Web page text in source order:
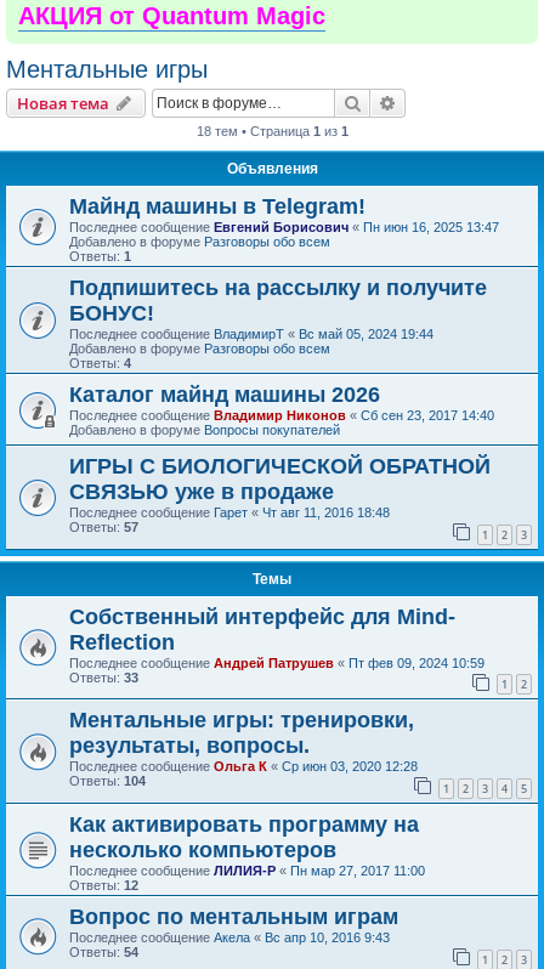
АКЦИЯ от Quantum Magic
Ментальные игры
Новая тема Поиск
18 тем • Страница 1 из 1
Объявления
Майнд машины в Telegram!
Последнее сообщение Евгений Борисович « Пн июн 16, 2025 13:47
Добавлено в форуме Разговоры обо всем
Ответы: 1
Подпишитесь на рассылку и получите
БОНУС!
Последнее сообщение ВладимирТ « Вс май 05, 2024 19:44
Добавлено в форуме Разговоры обо всем
Ответы: 4
Каталог майнд машины 2026
Последнее сообщение Владимир Никонов « Сб сен 23, 2017 14:40
Добавлено в форуме Вопросы покупателей
ИГРЫ С БИОЛОГИЧЕСКОЙ ОБРАТНОЙ
СВЯЗЬЮ уже в продаже
Последнее сообщение Гарет « Чт авг 11, 2016 18:48
Ответы: 57 1 2 3
Темы
Собственный интерфейс для Mind-
Reflection
Последнее сообщение Андрей Патрушев « Пт фев 09, 2024 10:59
Ответы: 33 1 2
Ментальные игры: тренировки,
результаты, вопросы.
Последнее сообщение Ольга К « Ср июн 03, 2020 12:28
Ответы: 104 1 2 3 4 5
Как активировать программу на
несколько компьютеров
Последнее сообщение ЛИЛИЯ-Р « Пн мар 27, 2017 11:00
Ответы: 12
Вопрос по ментальным играм
Последнее сообщение Акела « Вс апр 10, 2016 9:43
Ответы: 54 1 2 3